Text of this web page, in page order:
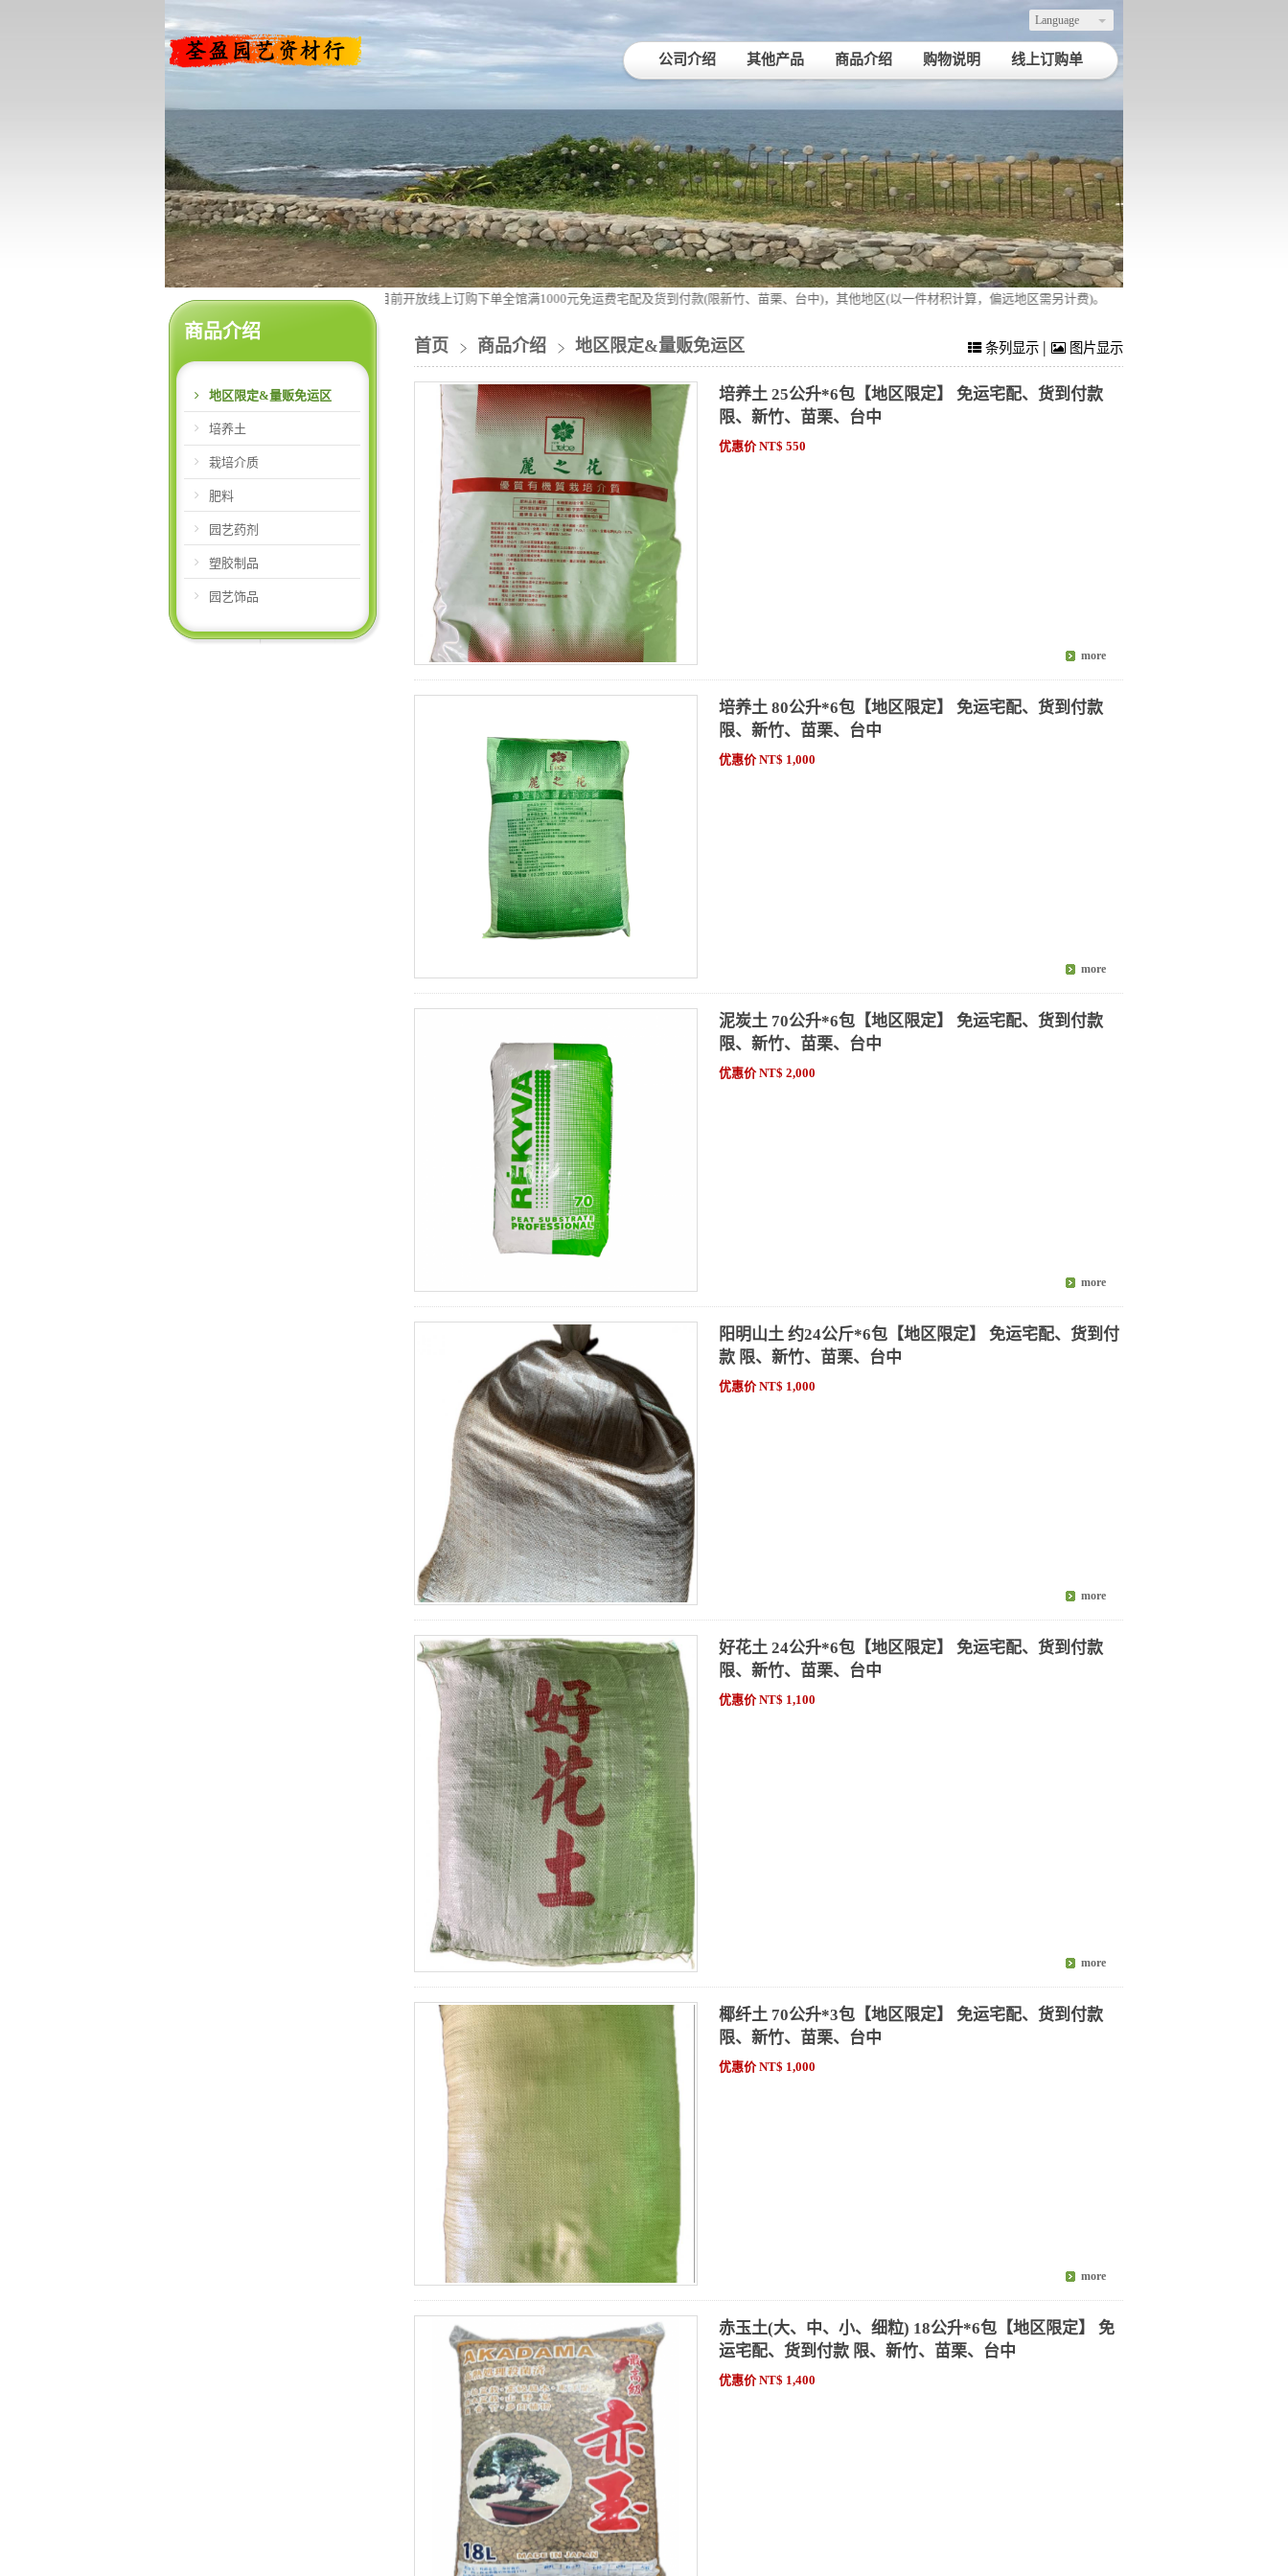
Language
公司介绍 其他产品 商品介绍 购物说明 线上订购单
商品介绍
地区限定&量贩免运区
培养土
栽培介质
肥料
园艺药剂
塑胶制品
园艺饰品
目前开放线上订购下单全馆满1000元免运费宅配及货到付款(限新竹、苗栗、台中)，其他地区(以一件材积计算，偏远地区需另计费)。
首页 商品介绍 地区限定&量贩免运区 条列显示 | 图片显示
培养土 25公升*6包【地区限定】 免运宅配、货到付款
限、新竹、苗栗、台中
优惠价 NT$ 550
培养土 80公升*6包【地区限定】 免运宅配、货到付款
限、新竹、苗栗、台中
优惠价 NT$ 1,000
泥炭土 70公升*6包【地区限定】 免运宅配、货到付款
限、新竹、苗栗、台中
优惠价 NT$ 2,000
阳明山土 约24公斤*6包【地区限定】 免运宅配、货到付
款 限、新竹、苗栗、台中
优惠价 NT$ 1,000
好花土 24公升*6包【地区限定】 免运宅配、货到付款
限、新竹、苗栗、台中
优惠价 NT$ 1,100
椰纤土 70公升*3包【地区限定】 免运宅配、货到付款
限、新竹、苗栗、台中
优惠价 NT$ 1,000
赤玉土(大、中、小、细粒) 18公升*6包【地区限定】 免
运宅配、货到付款 限、新竹、苗栗、台中
优惠价 NT$ 1,400